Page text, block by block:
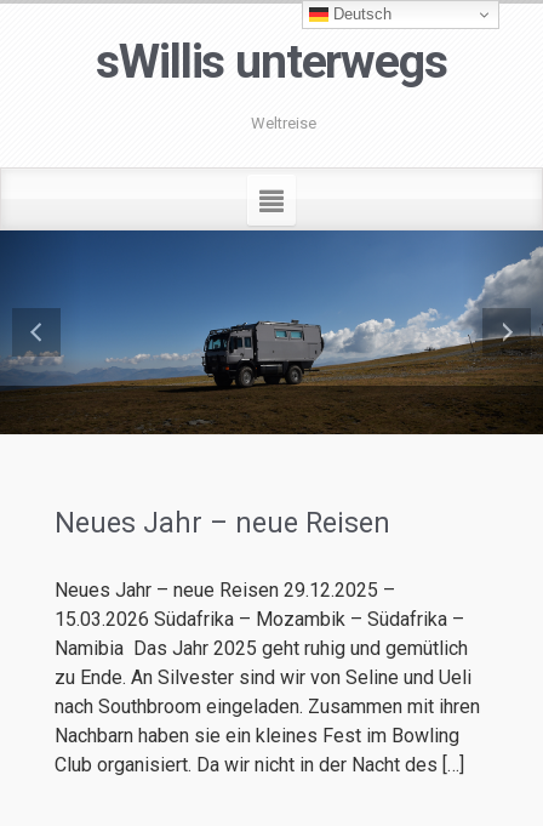
sWillis unterwegs
Weltreise
Neues Jahr – neue Reisen
Neues Jahr – neue Reisen 29.12.2025 –
15.03.2026 Südafrika – Mozambik – Südafrika –
Namibia Das Jahr 2025 geht ruhig und gemütlich
zu Ende. An Silvester sind wir von Seline und Ueli
nach Southbroom eingeladen. Zusammen mit ihren
Nachbarn haben sie ein kleines Fest im Bowling
Club organisiert. Da wir nicht in der Nacht des […]
Deutsch